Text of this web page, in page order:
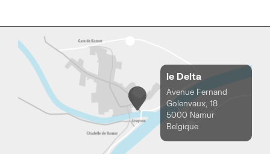
le Delta
Avenue Fernand
Golenvaux, 18
5000 Namur
Belgique